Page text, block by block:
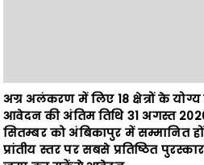
सितम्बर को अंबिकापुर में सम्मानित
प्रांतीय स्तर पर सबसे प्रतिष्ठित
जमा कर सकेंगे आवेदन
News Desk August 08, 2026